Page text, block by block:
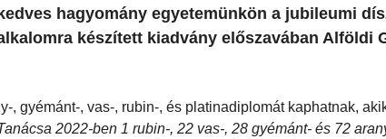
hagyomány egyetemünkön a jubileumi
készített kiadvány előszavában Alföldi
, gyémánt-, vas-, rubin-, és platinadiplomát kaphatnak,
2022-ben 1 rubin-, 22 vas-, 28 gyémánt- és 72